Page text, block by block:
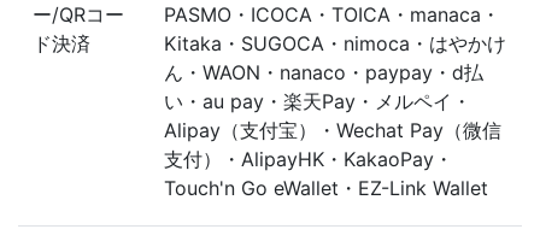
ー/QRコー
ド決済
PASMO・ICOCA・TOICA・manaca・
Kitaka・SUGOCA・nimoca・はやかけ
ん・WAON・nanaco・paypay・ⅾ払
い・au pay・楽天Pay・メルペイ・
Alipay（支付宝）・Wechat Pay（微信
支付）・AlipayHK・KakaoPay・
Touch'n Go eWallet・EZ-Link Wallet